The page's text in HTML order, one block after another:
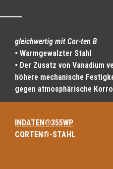
gleichwertig mit Cor-ten B
• Warmgewalzter Stahl
• Der Zusatz von Vanadium
höhere mechanische
gegen atmosphärische
INDATEN®355WP
CORTEN®-STAHL